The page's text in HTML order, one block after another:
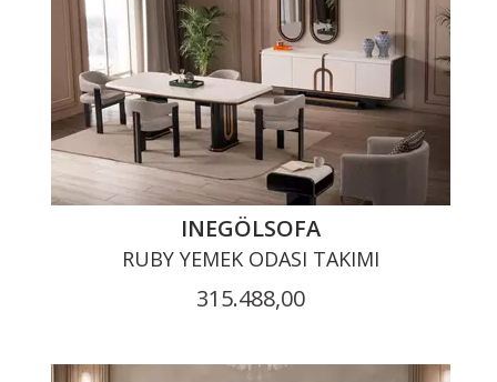
INEGÖLSOFA
RUBY YEMEK ODASI TAKIMI
315.488,00